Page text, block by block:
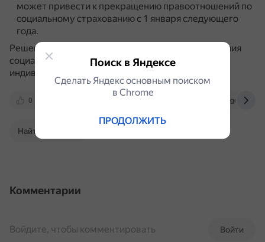
может привести к прекращению правоотношений по
социальному страхованию с 1 января следующего
года.
Решение о добровольных взносах ИП для получения
социальных выплат стоит принимать с учётом
индивидуальных обстоятельств.
0 sfr.gov.ru
Найти в Поиске
Комментарии
Войти
Войдите, чтобы комментировать
Поиск в Яндексе
Сделать Яндекс основным поиском
в Сhrome
ПРОДОЛЖИТЬ